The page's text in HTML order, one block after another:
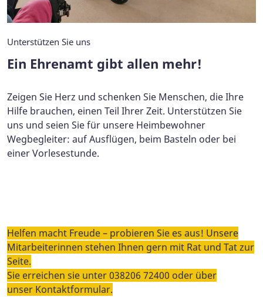
Unterstützen Sie uns
Ein Ehrenamt gibt allen mehr!
Zeigen Sie Herz und schenken Sie Menschen, die Ihre
Hilfe brauchen, einen Teil Ihrer Zeit. Unterstützen Sie
uns und seien Sie für unsere Heimbewohner
Wegbegleiter: auf Ausflügen, beim Basteln oder bei
einer Vorlesestunde.
Helfen macht Freude – probieren Sie es aus! Unsere
Mitarbeiterinnen stehen Ihnen gern mit Rat und Tat zur
Seite.
Sie erreichen sie unter 038206 72400 oder über
unser Kontaktformular.